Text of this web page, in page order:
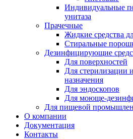
Индивидуальные
унитаза
Прачечные
Жидкие средства
Стиральные
Дезинфицирующие
Для поверхностей
Для стерилизации
назначения
Для эндоскопов
Для моюще-
Для пищевой
О компании
Документация
Контакты